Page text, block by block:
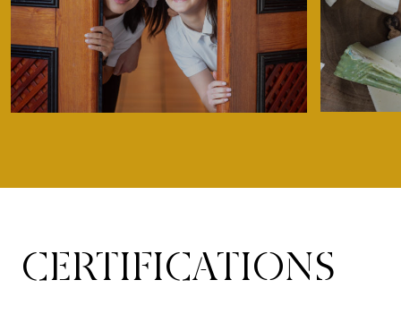
CERTIFICATIONS